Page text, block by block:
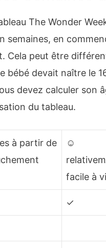
The Wonder
semaines, en
Cela peut être
bébé devait naître le
devez calculer son
du tableau.
à partir de
☺
facile à
✓